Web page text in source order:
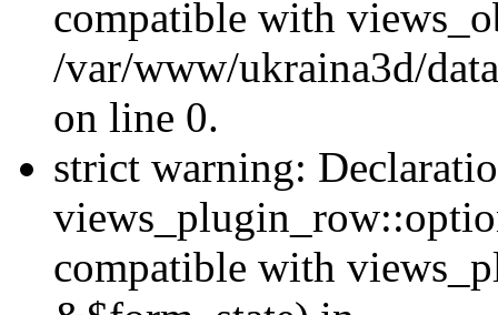
compatible with
/var/www/ukraina3d/
on line 0.
strict warning:
compatible with